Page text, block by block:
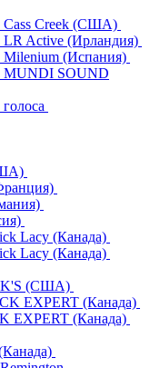
Cass Creek (США)
LR Active (Ирландия)
Milenium (Испания)
MUNDI SOUND
Lacy (Канада)
Lacy (Канада)
(США)
EXPERT (Канада)
EXPERT (Канада)